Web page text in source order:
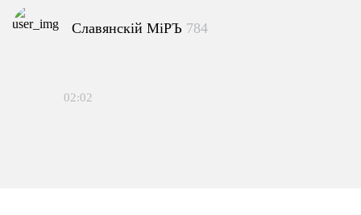
Славянскiй МiРЪ 784
02:02